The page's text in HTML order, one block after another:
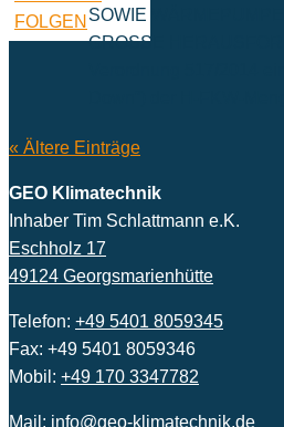
SOWIE
GROSSE
« Ältere Einträge
GEO Klimatechnik
Inhaber Tim Schlattmann e.K.
Eschholz 17
49124 Georgsmarienhütte
Telefon: +49 5401 8059345
Fax: +49 5401 8059346
Mobil: +49 170 3347782
Mail: info@geo-klimatechnik.de